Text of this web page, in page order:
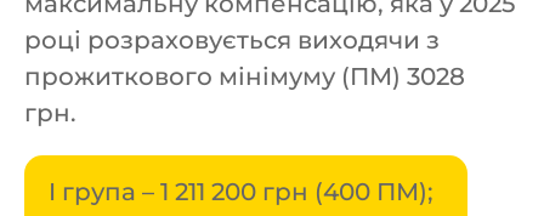
році розраховується виходячи з
прожиткового мінімуму (ПМ) 3028
грн.
I група – 1 211 200 грн (400 ПМ);